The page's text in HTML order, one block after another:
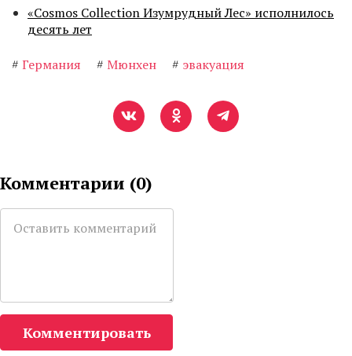
«Cosmos Collection Изумрудный Лес» исполнилось
десять лет
# Германия # Мюнхен # эвакуация
Комментарии (0)
Комментировать